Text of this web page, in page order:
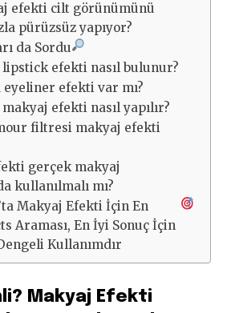
efekti cilt görünümünü
pürüzsüz yapıyor?
da Sordu
lipstick efekti nasıl bulunur?
eyeliner efekti var mı?
efekti nasıl yapılır?
filtresi makyaj efekti
gerçek makyaj
kullanılmalı mı?
Makyaj Efekti İçin En
Araması, En İyi Sonuç İçin
Kullanımdır
Makyaj Efekti